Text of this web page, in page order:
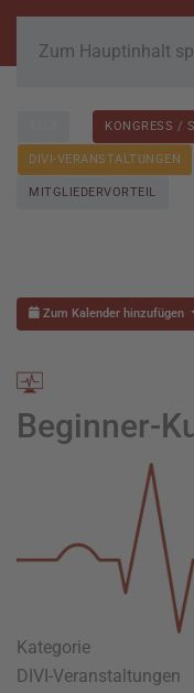
Zum Hauptinhalt
KONGRESS /
DIVI-VERANSTALTUNGEN
MITGLIEDERVORTEIL
Zum Kalender hinzufügen
Beginner-
Kategorie
DIVI-Veranstaltungen